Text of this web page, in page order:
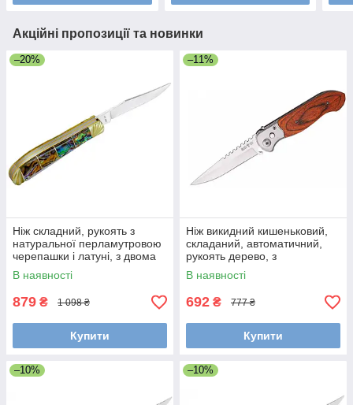
Акційні пропозиції та новинки
–20%
Ніж складний, рукоять з
натуральної перламутровою
черепашки і латуні, з двома
клинками, із дзеркальною
В наявності
879 ₴ 1 098 ₴
Купити
–11%
Ніж викидний кишеньковий,
складаний, автоматичний,
рукоять дерево, з
запобіжником, з кліпсою для
носіння
В наявності
692 ₴ 777 ₴
Купити
–10% –10%